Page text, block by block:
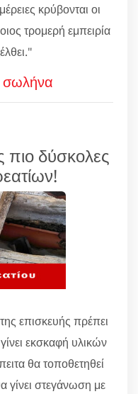
κρύβονται οι
τρομερή εμπειρία
σωλήνα
πιο δύσκολες
επισκευής πρέπει
εκσκαφή υλικών
θα τοποθετηθεί
γίνει στεγάνωση με